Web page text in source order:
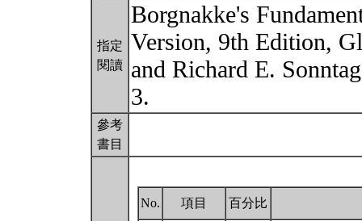
指定
閱讀
Borgnakke's
Version, 9th Edition,
and Richard E.
3.
參考
書目
No. 項目 百分比